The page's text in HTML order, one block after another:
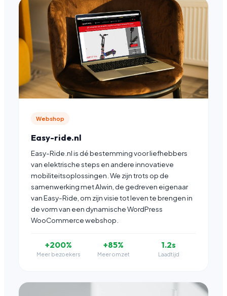
Webshop
Easy-ride.nl
Easy-Ride.nl is dé bestemming voor liefhebbers
van elektrische steps en andere innovatieve
mobiliteitsoplossingen. We zijn trots op de
samenwerking met Alwin, de gedreven eigenaar
van Easy-Ride, om zijn visie tot leven te brengen in
de vorm van een dynamische WordPress
WooCommerce webshop.
+200%
Meer bezoekers
+85%
Meer omzet
1.2s
Laadtijd